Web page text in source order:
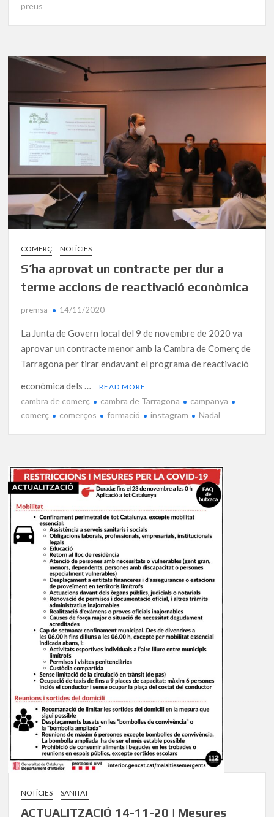
preus
COMERÇ NOTÍCIES
S’ha aprovat un contracte per dur a
terme accions de reactivació econòmica
premsa 14/11/2020
La Junta de Govern local del 9 de novembre de 2020 va
aprovar un contracte menor amb la Cambra de Comerç de
Tarragona per tirar endavant el programa de reactivació
econòmica dels …
READ MORE
cambra de comerç cambra de Tarragona
campanya
comerç
comerços formació instagram Nadal
NOTÍCIES SANITAT
ACTUALITZACIÓ 14-11-20 | Mesures